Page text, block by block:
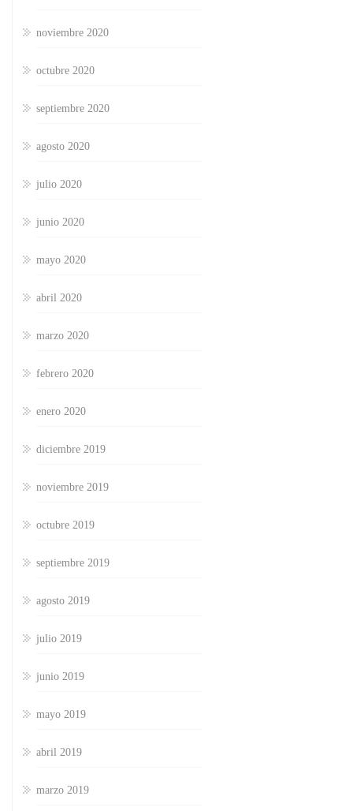
noviembre 2020
octubre 2020
septiembre 2020
agosto 2020
julio 2020
junio 2020
mayo 2020
abril 2020
marzo 2020
febrero 2020
enero 2020
diciembre 2019
noviembre 2019
octubre 2019
septiembre 2019
agosto 2019
julio 2019
junio 2019
mayo 2019
abril 2019
marzo 2019